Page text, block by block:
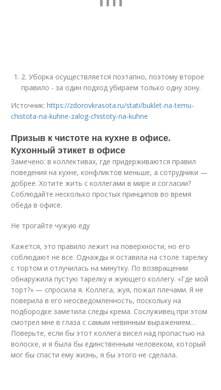
2. Уборка осуществляется поэтапно, поэтому второе
правило - за один подход убираем только одну зону.
Источник:https://zdorovkrasota.ru/stati/buklet-na-temu-
chistota-na-kuhne-zalog-chistoty-na-kuhne
Призыв к чистоте на кухне в офисе.
Кухонный этикет в офисе
Замечено: в коллективах, где придерживаются правил
поведения на кухне, конфликтов меньше, а сотрудники —
добрее. Хотите жить с коллегами в мире и согласии?
Соблюдайте несколько простых принципов во время
обеда в офисе.
Не трогайте чужую еду
Кажется, это правило лежит на поверхности, но его
соблюдают не все. Однажды я оставила на столе тарелку
с тортом и отлучилась на минутку. По возвращении
обнаружила пустую тарелку и жующего коллегу. «Где мой
торт?» — спросила я. Коллега, жуя, пожал плечами. Я не
поверила в его неосведомленность, поскольку на
подбородке заметила следы крема. Сослуживец при этом
смотрел мне в глаза с самым невинным выражением…
Поверьте, если бы этот коллега висел над пропастью на
волоске, и я была бы единственным человеком, который
мог бы спасти ему жизнь, я бы этого не сделала.